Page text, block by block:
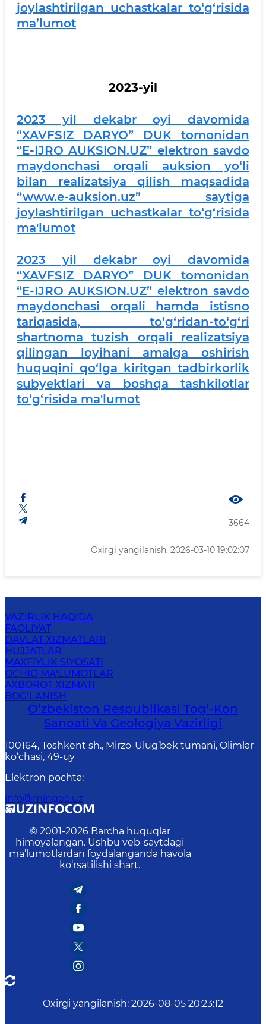
joylashtirilgan uchastkalar to‘g‘risida
ma’lumot
2023-yil
2023 yil dekabr oyi davomida
“XAVFSIZ DARYO” DUK tomonidan
“E-IJRO AUKSION.UZ” elektron savdo
maydonchasi orqali auksion yo‘li
bilan realizatsiya qilish maqsadida
“www.e-auksion.uz” saytiga
joylashtirilgan uchastkalar to‘g‘risida
ma'lumot
2023 yil dekabr oyi davomida
“XAVFSIZ DARYO” DUK tomonidan
“E-IJRO AUKSION.UZ” elektron savdo
maydonchasi orqali hamda istisno
tariqasida, to‘g‘ridan-to‘g‘ri
shartnoma tuzish orqali realizatsiya
qilingan loyihani amalga oshirish
huquqini qo‘lga kiritgan tadbirkorlik
subyektlari va boshqa tashkilotlar
to‘g‘risida ma'lumot
3664
Oxirgi yangilanish: 2026-03-10 19:02:07
VAZIRLIK HAQIDA
FAOLIYAT
DAVLAT XIZMATLARI
HUJJATLAR
MAXFIYLIK SIYOSATI
OCHIQ MA'LUMOTLAR
AXBOROT XIZMATI
BOG‘LANISH
O‘zbekiston Respublikasi Tog‘-Kon
Sanoati Va Geologiya Vazirligi
100164, Toshkent sh., Mirzo-Ulug‘bek tumani, Olimlar
ko‘chasi, 49-uy
Elektron pochta:
info@mingeo.uz
© 2001-2026 Barcha huquqlar
himoyalangan. Ushbu veb-saytdagi
ma’lumotlardan foydalanganda havola
ko‘rsatilishi shart.
Oxirgi yangilanish: 2026-08-05 20:23:12